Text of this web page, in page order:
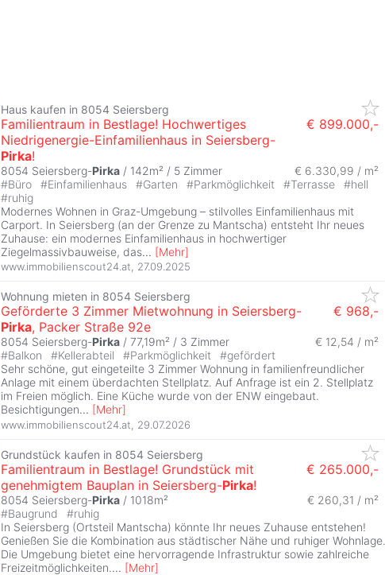
Haus kaufen in 8054 Seiersberg
Familientraum in Bestlage! Hochwertiges
Niedrigenergie-Einfamilienhaus in Seiersberg-
Pirka!
€ 899.000,-
8054 Seiersberg-Pirka / 142m² / 5 Zimmer
€ 6.330,99 / m²
#Büro #Einfamilienhaus #Garten #Parkmöglichkeit #Terrasse #hell
#ruhig
Modernes Wohnen in Graz-Umgebung – stilvolles Einfamilienhaus mit
Carport. In Seiersberg (an der Grenze zu Mantscha) entsteht Ihr neues
Zuhause: ein modernes Einfamilienhaus in hochwertiger
Ziegelmassivbauweise, das... [Mehr]
www.immobilienscout24.at, 27.09.2025
Wohnung mieten in 8054 Seiersberg
Geförderte 3 Zimmer Mietwohnung in Seiersberg-
Pirka, Packer Straße 92e
€ 968,-
8054 Seiersberg-Pirka / 77,19m² / 3 Zimmer
€ 12,54 / m²
#Balkon #Kellerabteil #Parkmöglichkeit #gefördert
Sehr schöne, gut eingeteilte 3 Zimmer Wohnung in familienfreundlicher
Anlage mit einem überdachten Stellplatz. Auf Anfrage ist ein 2. Stellplatz
im Freien möglich. Eine Küche wurde von der ENW eingebaut.
Besichtigungen... [Mehr]
www.immobilienscout24.at 29.07.2026
Grundstück kaufen in 8054 Seiersberg
Familientraum in Bestlage! Grundstück mit
genehmigtem Bauplan in Seiersberg-Pirka!
€ 265.000,-
8054 Seiersberg-Pirka / 1018m²
€ 260,31 / m²
#Baugrund #ruhig
In Seiersberg (Ortsteil Mantscha) könnte Ihr neues Zuhause entstehen!
Genießen Sie die Kombination aus städtischer Nähe und ruhiger Wohnlage.
Die Umgebung bietet eine hervorragende Infrastruktur sowie zahlreiche
Freizeitmöglichkeiten.... [Mehr]